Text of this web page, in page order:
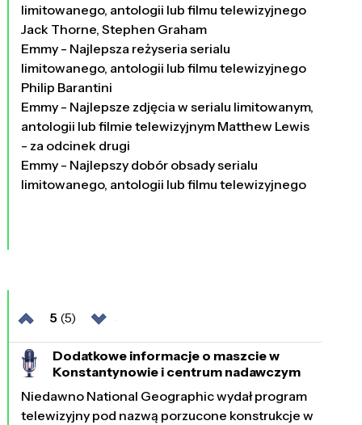
limitowanego, antologii lub filmu telewizyjnego
Jack Thorne, Stephen Graham
Emmy - Najlepsza reżyseria serialu
limitowanego, antologii lub filmu telewizyjnego
Philip Barantini
Emmy - Najlepsze zdjęcia w serialu limitowanym,
antologii lub filmie telewizyjnym Matthew Lewis
- za odcinek drugi
Emmy - Najlepszy dobór obsady serialu
limitowanego, antologii lub filmu telewizyjnego
5 (5)
Dodatkowe informacje o maszcie w
Konstantynowie i centrum nadawczym
1677 dni temu
Niedawno National Geographic wydał program
telewizyjny pod nazwą porzucone konstrukcje w